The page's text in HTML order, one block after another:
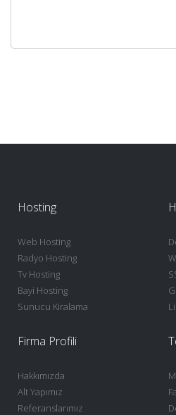
Hosting
Web Hosting
Radyo Hosting
Tv Hosting
Bayi Hosting
Sunucu Kiralama
Firma Profili
Hakkımızda
Alt Yapımız
Referanslarımız